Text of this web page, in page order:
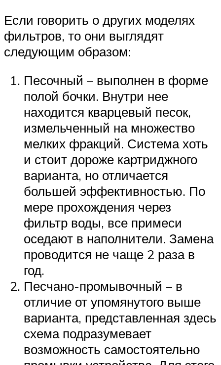
Если говорить о других моделях
фильтров, то они выглядят
следующим образом:
Песочный – выполнен в форме
полой бочки. Внутри нее
находится кварцевый песок,
измельченный на множество
мелких фракций. Система хоть
и стоит дороже картриджного
варианта, но отличается
большей эффективностью. По
мере прохождения через
фильтр воды, все примеси
оседают в наполнители. Замена
проводится не чаще 2 раза в
год.
Песчано-промывочный – в
отличие от упомянутого выше
варианта, представленная здесь
схема подразумевает
возможность самостоятельно